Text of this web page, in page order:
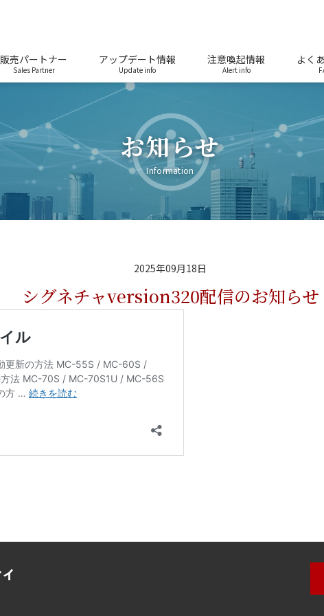
販売パートナー
Sales Partner
アップデート情報
Update info
注意喚起情報
Alert info
よく
お知らせ
Information
2025年09月18日
シグネチャversion320配信のお知らせ